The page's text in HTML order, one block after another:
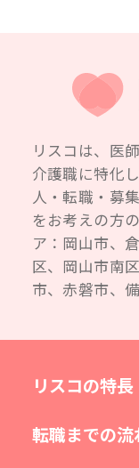
リスコは、医
介護職に特化
人・転職・募
をお考えの方
ア：岡山市、
区、岡山市南
市、赤磐市、
リスコの特長
転職までの流